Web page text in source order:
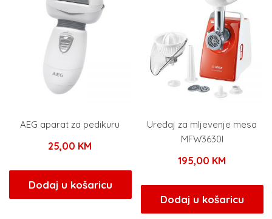
AEG aparat za pedikuru
25,00 KM
Dodaj u košaricu
Uređaj za mljevenje mesa
MFW3630I
195,00 KM
Dodaj u košaricu